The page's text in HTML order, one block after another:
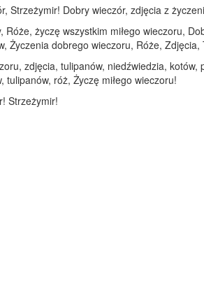
Strzeżymir! Dobry wieczór, zdjęcia z
Róże, życzę wszystkim miłego wieczoru,
Życzenia dobrego wieczoru, Róże,
zdjęcia, tulipanów, niedźwiedzia,
tulipanów, róż, Życzę miłego wieczoru!
Strzeżymir!